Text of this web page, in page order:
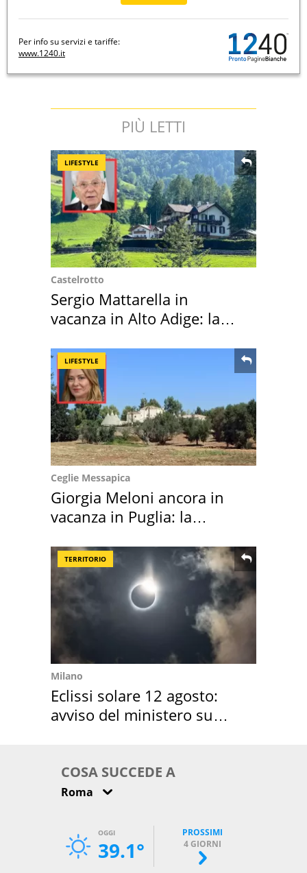
Per info su servizi e tariffe:
www.1240.it
PIÙ LETTI
LIFESTYLE
Castelrotto
Sergio Mattarella in
vacanza in Alto Adige: la
LIFESTYLE
Ceglie Messapica
Giorgia Meloni ancora in
vacanza in Puglia: la
TERRITORIO
Milano
Eclissi solare 12 agosto:
avviso del ministero su